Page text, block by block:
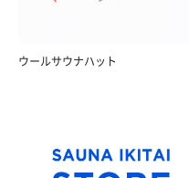
ウールサウナハット